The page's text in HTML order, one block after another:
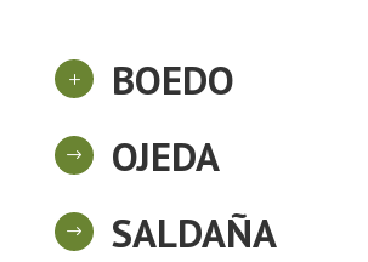
L BOEDO
$ OJEDA
$ SALDAÑA